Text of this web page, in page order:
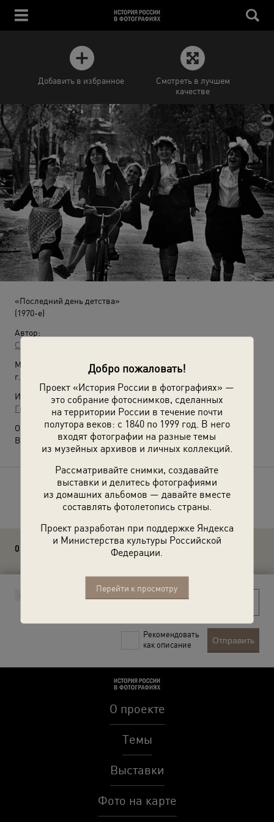
Добро пожаловать!
Проект «История России в фотографиях» —
это собрание фотоснимков, сделанных
на территории России в течение почти
полутора веков: с 1840 по 1999 год. В него
входят фотографии на разные темы
из музейных архивов и личных коллекций.
Рассматривайте снимки, создавайте
выставки и делитесь фотографиями
из домашних альбомов — давайте вместе
составлять фотолетопись страны.
Проект разработан при поддержке Яндекса
и Министерства культуры Российской
Федерации.
Перейти к просмотру
Добавить в избранное
Смотреть в лучшем
качестве
«Последний день детства»
(1970-е)
Автор:
Сергей Васильев
Место съемки:
г. Челябинск
Источники:
Государственный исторический музей Южного Урала
О фотографии:
Выставка
«Что такое счастье?»с этой фотографией.
Расскажите друзьям об этом фото
0 комментариев
Рекомендовать
как описание
Отправить
О проекте
Темы
Выставки
Фото на карте